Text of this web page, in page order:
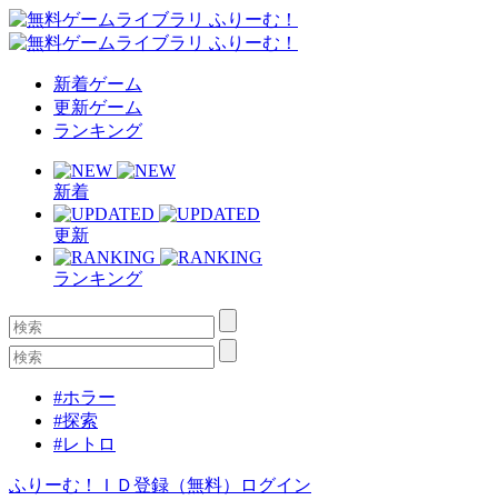
新着ゲーム
更新ゲーム
ランキング
新着
更新
ランキング
#ホラー
#探索
#レトロ
ふりーむ！ＩＤ登録（無料） ログイン